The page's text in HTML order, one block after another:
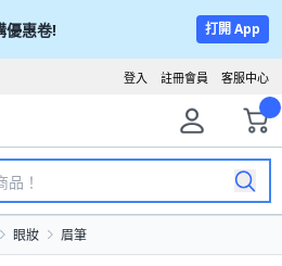
優惠卷! 打開 App
客服中心
註冊會員
登入
眼妝 眉筆